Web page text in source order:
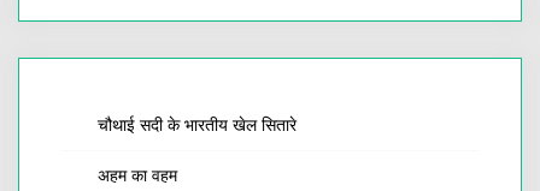
चौथाई सदी के भारतीय खेल सितारे
अहम का वहम